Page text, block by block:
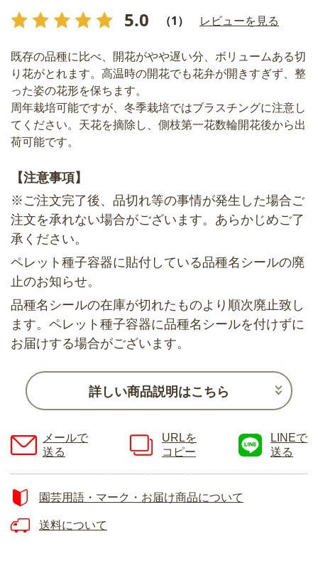
5.0 （1） レビューを見る
既存の品種に比べ、開花がやや遅い分、ボリュームある切
り花がとれます。高温時の開花でも花弁が開きすぎず、整
った姿の花形を保ちます。
周年栽培可能ですが、冬季栽培ではブラスチングに注意し
てください。天花を摘除し、側枝第一花数輪開花後から出
荷可能です。
【注意事項】
※ご注文完了後、品切れ等の事情が発生した場合ご
注文を承れない場合がございます。あらかじめご了
承ください。
ペレット種子容器に貼付している品種名シールの廃
止のお知らせ。
品種名シールの在庫が切れたものより順次廃止致し
ます。ペレット種子容器に品種名シールを付けずに
お届けする場合がございます。
詳しい商品説明はこちら
メールで
送る
URLを
コピー
LINEで
送る
園芸用語・マーク・お届け商品について
送料について